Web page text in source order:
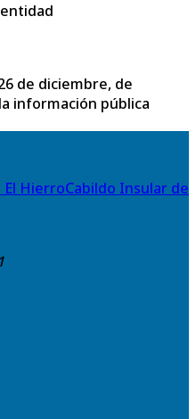
de diciembre, de
información pública
Cabildo Insular de